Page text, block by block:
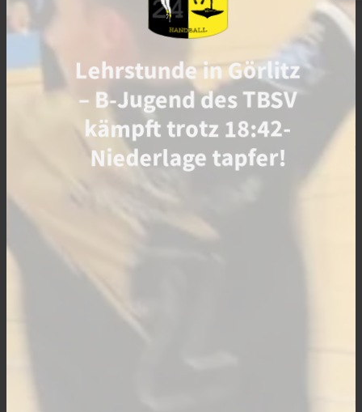
Lehrstunde in Görlitz
– B-Jugend des TBSV
kämpft trotz 18:42-
Niederlage tapfer!